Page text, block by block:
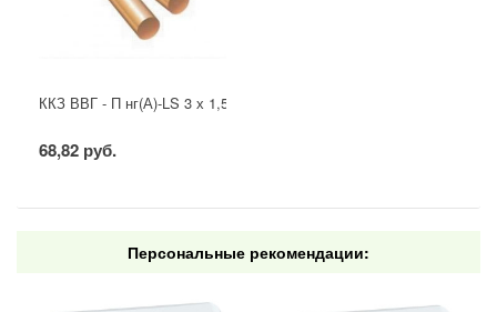
ККЗ ВВГ - П нг(А)-LS 3 х 1,5 ГОСТ
68,82 руб.
Персональные рекомендации: